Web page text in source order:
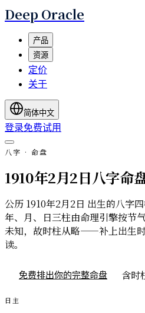
Deep Oracle
产品
资源
定价
关于
简体中文
登录免费试用
八字 · 命盘
1910年2月2日八字命
公历 1910年2月2日 出生的八字
年、月、日三柱由命理引擎按节
未知，故时柱从略——补上出生
读。
免费排出你的完整命盘 含时
日主